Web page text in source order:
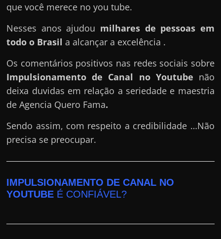
que você merece no you tube.
Nesses anos ajudou milhares de pessoas em
todo o Brasil a alcançar a excelência .
Os comentários positivos nas redes sociais sobre
Impulsionamento de Canal no Youtube não
deixa duvidas em relação a seriedade e maestria
de Agencia Quero Fama.
Sendo assim, com respeito a credibilidade …Não
precisa se preocupar.
IMPULSIONAMENTO DE CANAL NO
YOUTUBE É CONFIÁVEL?